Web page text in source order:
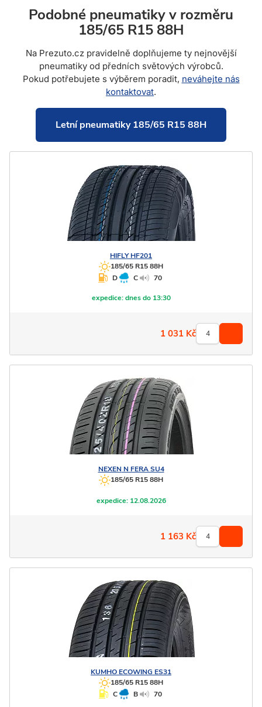
Podobné pneumatiky v rozměru
185/65 R15 88H
Na Prezuto.cz pravidelně doplňujeme ty nejnovější
pneumatiky od předních světových výrobců.
Pokud potřebujete s výběrem poradit, neváhejte nás
kontaktovat.
Letní pneumatiky 185/65 R15 88H
HIFLYHF201
185/65 R15 88H
D
C 70
expedice:dnes do 13:30
1 031 Kč
NEXEN N FERA SU4
185/65 R15 88H
expedice:12.08.2026
1 163 Kč
KUMHO ECOWING ES31
185/65 R15 88H
C
B 70